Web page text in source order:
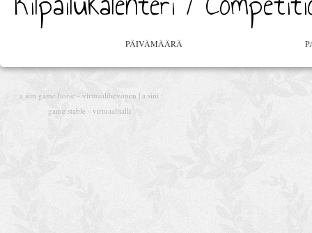
PÄIVÄMÄÄRÄ
a sim game horse - virtuaalihevonen | a sim
game stable - virtuaalitalli